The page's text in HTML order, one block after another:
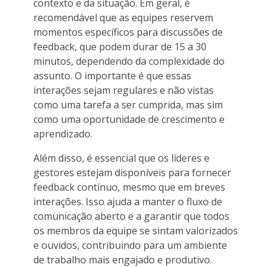
contexto e da situação. Em geral, é
recomendável que as equipes reservem
momentos específicos para discussões de
feedback, que podem durar de 15 a 30
minutos, dependendo da complexidade do
assunto. O importante é que essas
interações sejam regulares e não vistas
como uma tarefa a ser cumprida, mas sim
como uma oportunidade de crescimento e
aprendizado.
Além disso, é essencial que os líderes e
gestores estejam disponíveis para fornecer
feedback contínuo, mesmo que em breves
interações. Isso ajuda a manter o fluxo de
comunicação aberto e a garantir que todos
os membros da equipe se sintam valorizados
e ouvidos, contribuindo para um ambiente
de trabalho mais engajado e produtivo.